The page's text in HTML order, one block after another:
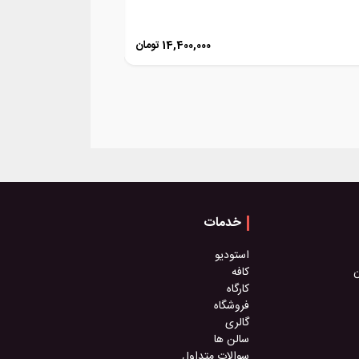
14,400,000 تومان
خدمات
استودیو
کافه
کارگاه
فروشگاه
گالری
سالن ها